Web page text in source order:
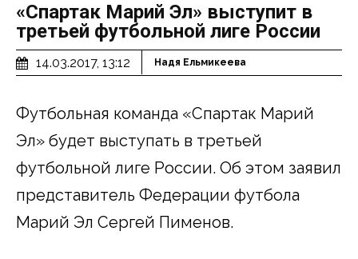
«Спартак Марий Эл» выступит в
третьей футбольной лиге России
14.03.2017, 13:12 Надя Ельмикеева
Футбольная команда «Спартак Марий
Эл» будет выступать в третьей
футбольной лиге России. Об этом заявил
представитель Федерации футбола
Марий Эл Сергей Пименов.